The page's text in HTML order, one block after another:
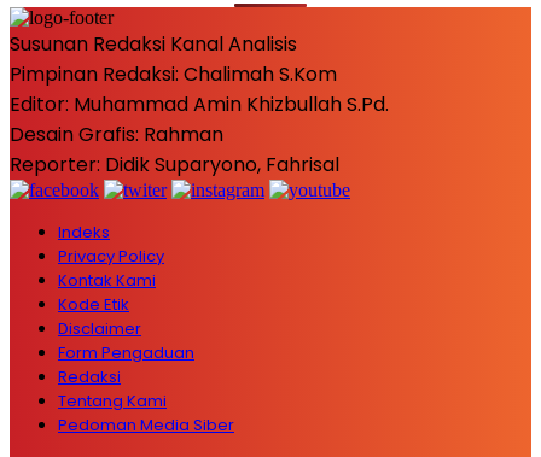
Susunan Redaksi Kanal Analisis
Pimpinan Redaksi: Chalimah S.Kom
Editor: Muhammad Amin Khizbullah S.Pd.
Desain Grafis: Rahman
Reporter: Didik Suparyono, Fahrisal
Indeks
Privacy Policy
Kontak Kami
Kode Etik
Disclaimer
Form Pengaduan
Redaksi
Tentang Kami
Pedoman Media Siber